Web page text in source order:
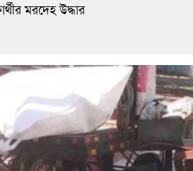
মরদেহ উদ্ধার